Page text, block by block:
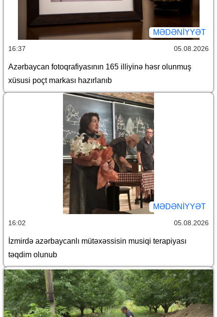
MƏDƏNIYYƏT
16:37 05.08.2026
Azərbaycan fotoqrafiyasının 165 illiyinə həsr olunmuş
xüsusi poçt markası hazırlanıb
MƏDƏNIYYƏT
16:02 05.08.2026
İzmirdə azərbaycanlı mütəxəssisin musiqi terapiyası
təqdim olunub